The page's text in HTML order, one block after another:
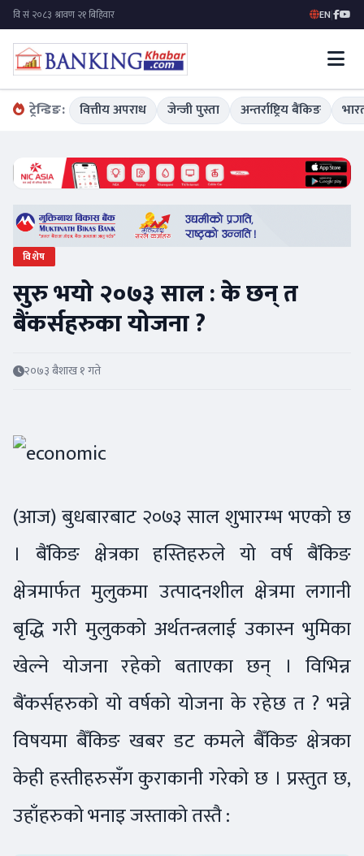
EN|
ट्रेन्डिङ: वित्तीय अपराध जेन्जी पुस्ता अन्तर्राष्ट्रिय बैंकिङ
विशेष
सुरु भयो २०७३ साल : के छन् त
बैंकर्सहरुका योजना ?
२०७३ बैशाख १ गते
(आज) बुधबारबाट २०७३ साल शुभारम्भ भएको छ
। बैंकिङ क्षेत्रका हस्तिहरुले यो वर्ष बैंकिङ
क्षेत्रमार्फत मुलुकमा उत्पादनशील क्षेत्रमा लगानी
बृद्धि गरी मुलुकको अर्थतन्त्रलाई उकास्न भुमिका
खेल्ने योजना रहेको बताएका छन् । विभिन्न
बैंकर्सहरुको यो वर्षको योजना के रहेछ त ? भन्ने
विषयमा बैँकिङ खबर डट कमले बैँकिङ क्षेत्रका
केही हस्तीहरुसँग कुराकानी गरेको छ । प्रस्तुत छ,
उहाँहरुको भनाइ जस्ताको तस्तै :